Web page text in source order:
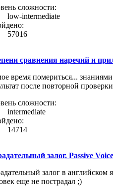
сложности:
low-intermediate
57016
сравнения наречий и
время помериться...
после повторной
сложности:
intermediate
14714
залог. Passive Voice
залог в
еще не пострадал ;)